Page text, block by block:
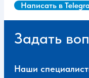
Написать в
Задать
Наши